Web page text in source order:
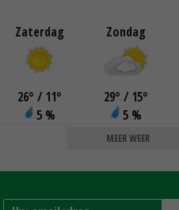
Zaterdag
26° / 11°
5 %
Zondag
29° / 15°
5 %
MEER WEER